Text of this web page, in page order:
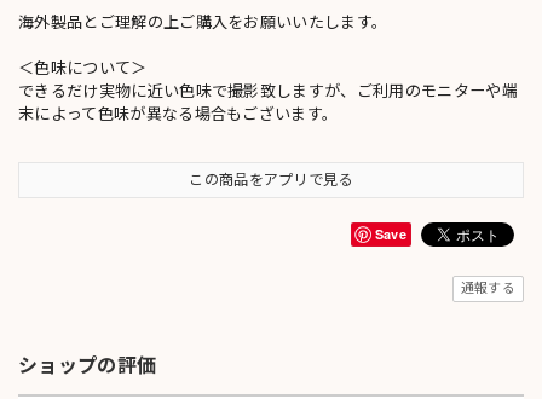
海外製品とご理解の上ご購入をお願いいたします。
＜色味について＞
できるだけ実物に近い色味で撮影致しますが、ご利用のモニターや端
末によって色味が異なる場合もございます。
この商品をアプリで見る
Save
通報する
ショップの評価